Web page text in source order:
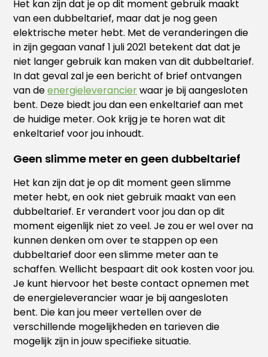
Het kan zijn dat je op dit moment gebruik maakt
van een dubbeltarief, maar dat je nog geen
elektrische meter hebt. Met de veranderingen die
in zijn gegaan vanaf 1 juli 2021 betekent dat dat je
niet langer gebruik kan maken van dit dubbeltarief.
In dat geval zal je een bericht of brief ontvangen
van deenergieleverancierwaar je bij aangesloten
bent. Deze biedt jou dan een enkeltarief aan met
de huidige meter. Ook krijg je te horen wat dit
enkeltarief voor jou inhoudt.
Geen slimme meter en geen dubbeltarief
Het kan zijn dat je op dit moment geen slimme
meter hebt, en ook niet gebruik maakt van een
dubbeltarief. Er verandert voor jou dan op dit
moment eigenlijk niet zo veel. Je zou er wel over na
kunnen denken om over te stappen op een
dubbeltarief door een slimme meter aan te
schaffen. Wellicht bespaart dit ook kosten voor jou.
Je kunt hiervoor het beste contact opnemen met
de energieleverancier waar je bij aangesloten
bent. Die kan jou meer vertellen over de
verschillende mogelijkheden en tarieven die
mogelijk zijn in jouw specifieke situatie.